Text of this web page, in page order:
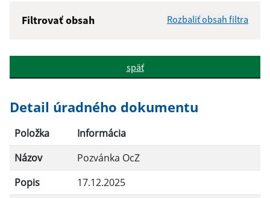
Filtrovať obsah Rozbaliť obsah filtra
Popis:
Dátum zverejnenia do:
späť
Detail úradného dokumentu
Položka
Informácia
Názov
Pozvánka OcZ
Popis
17.12.2025